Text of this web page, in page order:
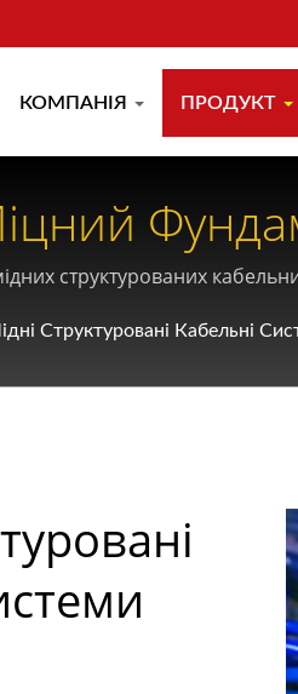
КОМПАНІЯ ПРОДУКТ
структурованих
Структуровані Кабельні